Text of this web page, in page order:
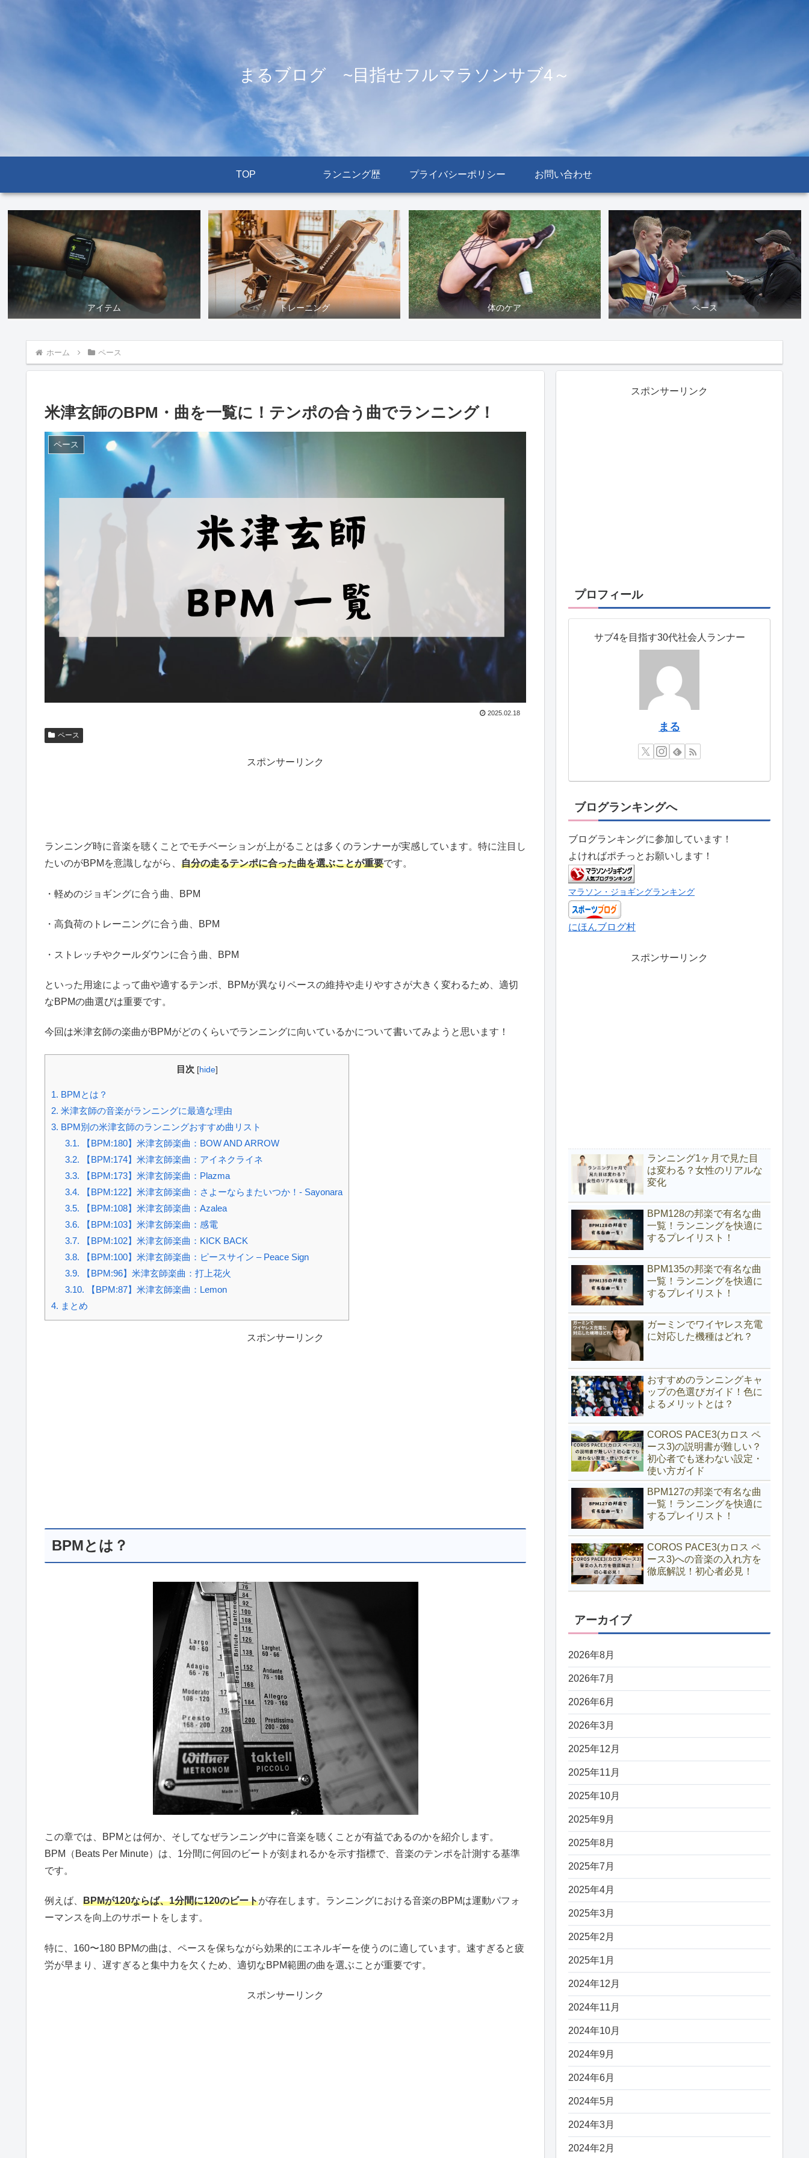
まるブログ ~目指せフルマラソンサブ4～
TOP ランニング歴 プライバシーポリシー お問い合わせ
アイテム トレーニング 体のケア ペース
ホーム ペース
米津玄師のBPM・曲を一覧に！テンポの合う曲でランニング！
ペース
2025.02.18
ペース
スポンサーリンク
ランニング時に音楽を聴くことでモチベーションが上がることは多くのランナーが実感しています。特に注目し
たいのがBPMを意識しながら、 自分の走るテンポに合った曲を選ぶことが重要です。
・軽めのジョギングに合う曲、BPM
・高負荷のトレーニングに合う曲、BPM
・ストレッチやクールダウンに合う曲、BPM
といった用途によって曲や適するテンポ、BPMが異なりペースの維持や走りやすさが大きく変わるため、適切
なBPMの曲選びは重要です。
今回は米津玄師の楽曲がBPMがどのくらいでランニングに向いているかについて書いてみようと思います！
目次 [hide]
1. BPMとは？
2. 米津玄師の音楽がランニングに最適な理由
3. BPM別の米津玄師のランニングおすすめ曲リスト
3.1. 【BPM:180】米津玄師楽曲：BOW AND ARROW
3.2. 【BPM:174】米津玄師楽曲：アイネクライネ
3.3. 【BPM:173】米津玄師楽曲：Plazma
3.4. 【BPM:122】米津玄師楽曲：さよーならまたいつか！- Sayonara
3.5. 【BPM:108】米津玄師楽曲：Azalea
3.6. 【BPM:103】米津玄師楽曲：感電
3.7. 【BPM:102】米津玄師楽曲：KICK BACK
3.8. 【BPM:100】米津玄師楽曲：ピースサイン – Peace Sign
3.9. 【BPM:96】米津玄師楽曲：打上花火
3.10. 【BPM:87】米津玄師楽曲：Lemon
4. まとめ
スポンサーリンク
BPMとは？
この章では、BPMとは何か、そしてなぜランニング中に音楽を聴くことが有益であるのかを紹介します。
BPM（Beats Per Minute）は、1分間に何回のビートが刻まれるかを示す指標で、音楽のテンポを計測する基準
です。
例えば、 BPMが120ならば、1分間に120のビートが存在します。ランニングにおける音楽のBPMは運動パフォ
ーマンスを向上のサポートをします。
特に、160〜180 BPMの曲は、ペースを保ちながら効果的にエネルギーを使うのに適しています。速すぎると疲
労が早まり、遅すぎると集中力を欠くため、適切なBPM範囲の曲を選ぶことが重要です。
スポンサーリンク
スポンサーリンク
プロフィール
サブ4を目指す30代社会人ランナー
まる
ブログランキングへ
ブログランキングに参加しています！
よければポチっとお願いします！
マラソン・ジョギングランキング
にほんブログ村
スポンサーリンク
ランニング1ヶ月で見た目
は変わる？女性のリアルな
変化
BPM128の邦楽で有名な曲
一覧！ランニングを快適に
するプレイリスト！
BPM135の邦楽で有名な曲
一覧！ランニングを快適に
するプレイリスト！
ガーミンでワイヤレス充電
に対応した機種はどれ？
おすすめのランニングキャ
ップの色選びガイド！色に
よるメリットとは？
COROS PACE3(カロス ペ
ース3)の説明書が難しい？
初心者でも迷わない設定・
使い方ガイド
BPM127の邦楽で有名な曲
一覧！ランニングを快適に
するプレイリスト！
COROS PACE3(カロス ペ
ース3)への音楽の入れ方を
徹底解説！初心者必見！
アーカイブ
2026年8月
2026年7月
2026年6月
2026年3月
2025年12月
2025年11月
2025年10月
2025年9月
2025年8月
2025年7月
2025年4月
2025年3月
2025年2月
2025年1月
2024年12月
2024年11月
2024年10月
2024年9月
2024年6月
2024年5月
2024年3月
2024年2月